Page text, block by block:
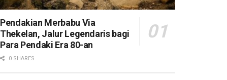
Pendakian Merbabu Via
Thekelan, Jalur Legendaris bagi
Para Pendaki Era 80-an
0 SHARES